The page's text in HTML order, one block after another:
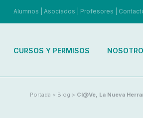
Alumnos Asociados Profesores
CURSOS Y PERMISOS
Portada > Blog > Cl@ve, La Nueva